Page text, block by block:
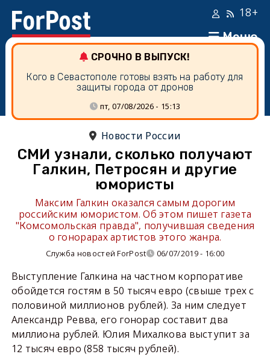
Меню
18+
СРОЧНО В ВЫПУСК!
Кого в Севастополе готовы взять на работу для
защиты города от дронов
пт, 07/08/2026 - 15:13
Новости России
СМИ узнали, сколько получают
Галкин, Петросян и другие
юмористы
Максим Галкин оказался самым дорогим
российским юмористом. Об этом пишет газета
"Комсомольская правда", получившая сведения
о гонорарах артистов этого жанра.
Служба новостей ForPost 06/07/2019 - 16:00
Выступление Галкина на частном корпоративе
обойдется гостям в 50 тысяч евро (свыше трех с
половиной миллионов рублей). За ним следует
Александр Ревва, его гонорар составит два
миллиона рублей. Юлия Михалкова выступит за
12 тысяч евро (858 тысяч рублей).